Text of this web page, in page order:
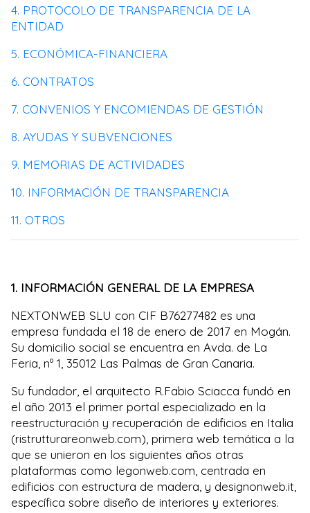
4. PROTOCOLO DE TRANSPARENCIA DE LA
ENTIDAD
5. ECONÓMICA-FINANCIERA
6. CONTRATOS
7. CONVENIOS Y ENCOMIENDAS DE GESTIÓN
8. AYUDAS Y SUBVENCIONES
9. MEMORIAS DE ACTIVIDADES
10. INFORMACIÓN DE TRANSPARENCIA
11. OTROS
1. INFORMACIÓN GENERAL DE LA EMPRESA
NEXTONWEB SLU con CIF B76277482 es una
empresa fundada el 18 de enero de 2017 en Mogán.
Su domicilio social se encuentra en Avda. de La
Feria, nº 1, 35012 Las Palmas de Gran Canaria.
Su fundador, el arquitecto R.Fabio Sciacca fundó en
el año 2013 el primer portal especializado en la
reestructuración y recuperación de edificios en Italia
(ristrutturareonweb.com), primera web temática a la
que se unieron en los siguientes años otras
plataformas como legonweb.com, centrada en
edificios con estructura de madera, y designonweb.it,
específica sobre diseño de interiores y exteriores.